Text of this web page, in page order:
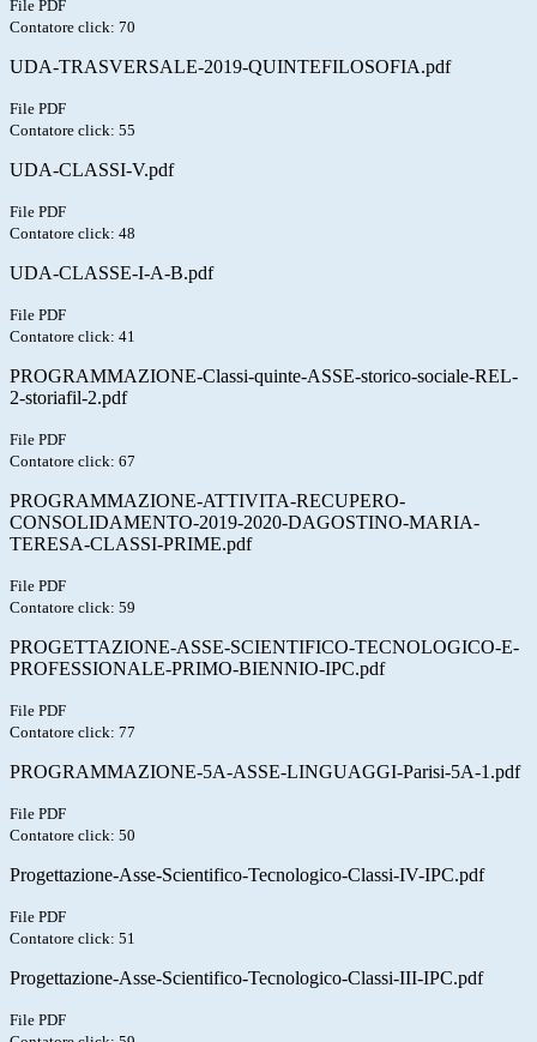
File PDF
Contatore click: 70
UDA-TRASVERSALE-2019-QUINTEFILOSOFIA.pdf
File PDF
Contatore click: 55
UDA-CLASSI-V.pdf
File PDF
Contatore click: 48
UDA-CLASSE-I-A-B.pdf
File PDF
Contatore click: 41
PROGRAMMAZIONE-Classi-quinte-ASSE-storico-sociale-REL-
2-storiafil-2.pdf
File PDF
Contatore click: 67
PROGRAMMAZIONE-ATTIVITA-RECUPERO-
CONSOLIDAMENTO-2019-2020-DAGOSTINO-MARIA-
TERESA-CLASSI-PRIME.pdf
File PDF
Contatore click: 59
PROGETTAZIONE-ASSE-SCIENTIFICO-TECNOLOGICO-E-
PROFESSIONALE-PRIMO-BIENNIO-IPC.pdf
File PDF
Contatore click: 77
PROGRAMMAZIONE-5A-ASSE-LINGUAGGI-Parisi-5A-1.pdf
File PDF
Contatore click: 50
Progettazione-Asse-Scientifico-Tecnologico-Classi-IV-IPC.pdf
File PDF
Contatore click: 51
Progettazione-Asse-Scientifico-Tecnologico-Classi-III-IPC.pdf
File PDF